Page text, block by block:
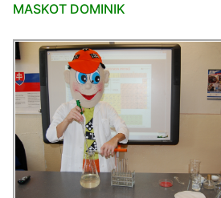
MASKOT DOMINIK